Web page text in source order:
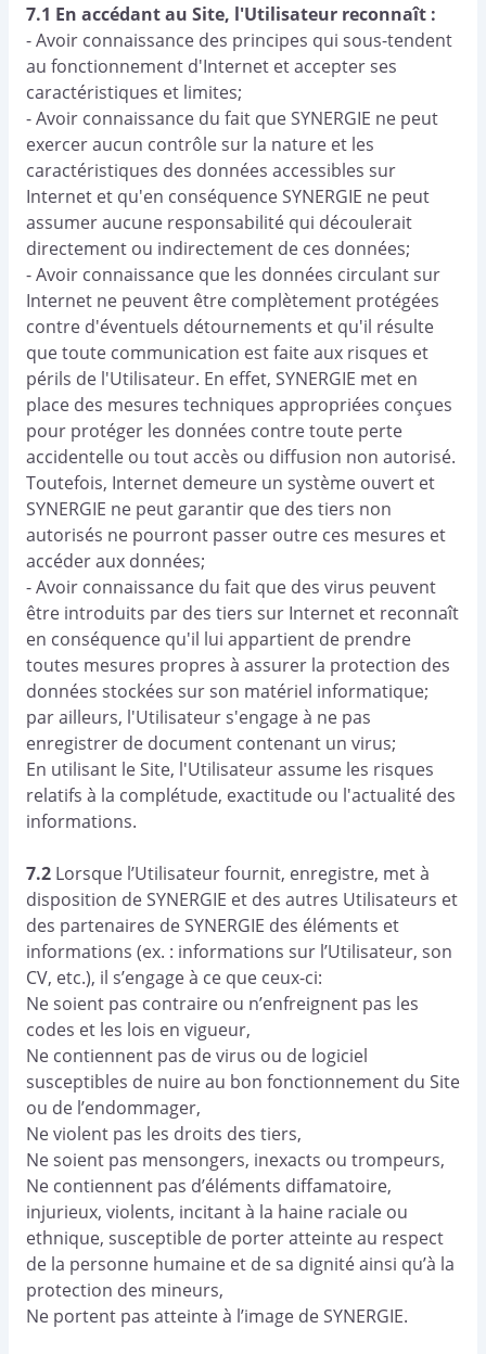
7.1 En accédant au Site, l'Utilisateur reconnaît :
- Avoir connaissance des principes qui sous-tendent
au fonctionnement d'Internet et accepter ses
caractéristiques et limites;
- Avoir connaissance du fait que SYNERGIE ne peut
exercer aucun contrôle sur la nature et les
caractéristiques des données accessibles sur
Internet et qu'en conséquence SYNERGIE ne peut
assumer aucune responsabilité qui découlerait
directement ou indirectement de ces données;
- Avoir connaissance que les données circulant sur
Internet ne peuvent être complètement protégées
contre d'éventuels détournements et qu'il résulte
que toute communication est faite aux risques et
périls de l'Utilisateur. En effet, SYNERGIE met en
place des mesures techniques appropriées conçues
pour protéger les données contre toute perte
accidentelle ou tout accès ou diffusion non autorisé.
Toutefois, Internet demeure un système ouvert et
SYNERGIE ne peut garantir que des tiers non
autorisés ne pourront passer outre ces mesures et
accéder aux données;
- Avoir connaissance du fait que des virus peuvent
être introduits par des tiers sur Internet et reconnaît
en conséquence qu'il lui appartient de prendre
toutes mesures propres à assurer la protection des
données stockées sur son matériel informatique;
par ailleurs, l'Utilisateur s'engage à ne pas
enregistrer de document contenant un virus;
En utilisant le Site, l'Utilisateur assume les risques
relatifs à la complétude, exactitude ou l'actualité des
informations.
7.2 Lorsque l’Utilisateur fournit, enregistre, met à
disposition de SYNERGIE et des autres Utilisateurs et
des partenaires de SYNERGIE des éléments et
informations (ex. : informations sur l’Utilisateur, son
CV, etc.), il s’engage à ce que ceux-ci:
Ne soient pas contraire ou n’enfreignent pas les
codes et les lois en vigueur,
Ne contiennent pas de virus ou de logiciel
susceptibles de nuire au bon fonctionnement du Site
ou de l’endommager,
Ne violent pas les droits des tiers,
Ne soient pas mensongers, inexacts ou trompeurs,
Ne contiennent pas d’éléments diffamatoire,
injurieux, violents, incitant à la haine raciale ou
ethnique, susceptible de porter atteinte au respect
de la personne humaine et de sa dignité ainsi qu’à la
protection des mineurs,
Ne portent pas atteinte à l’image de SYNERGIE.